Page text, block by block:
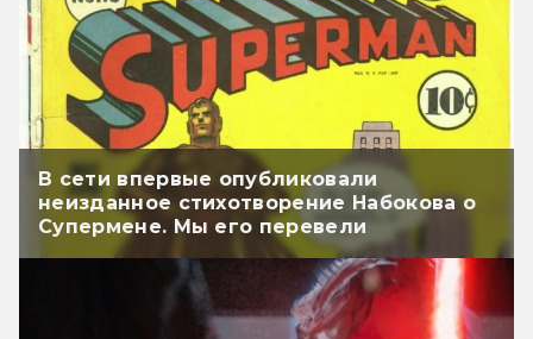
В сети впервые опубликовали
неизданное стихотворение Набокова о
Супермене. Мы его перевели